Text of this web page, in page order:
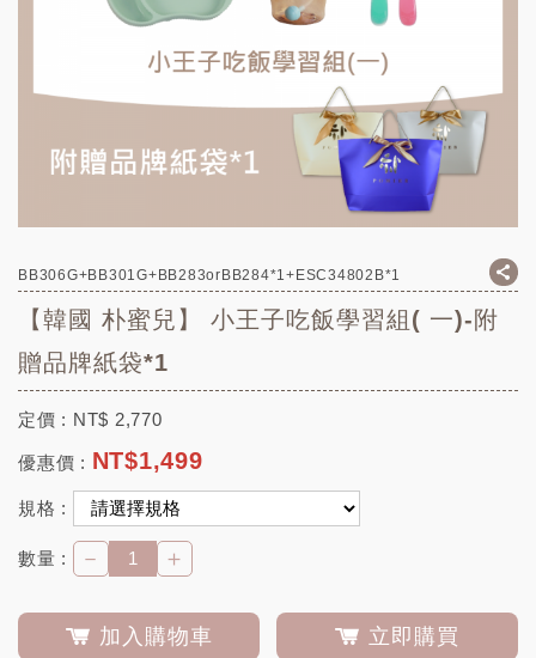
BB306G+BB301G+BB283orBB284*1+ESC34802B*1
【韓國 朴蜜兒】 小王子吃飯學習組( 一)-附
贈品牌紙袋*1
定價 : NT$ 2,770
優惠價 : NT$1,499
規格 :
數量 : － ＋
加入購物車 立即購買